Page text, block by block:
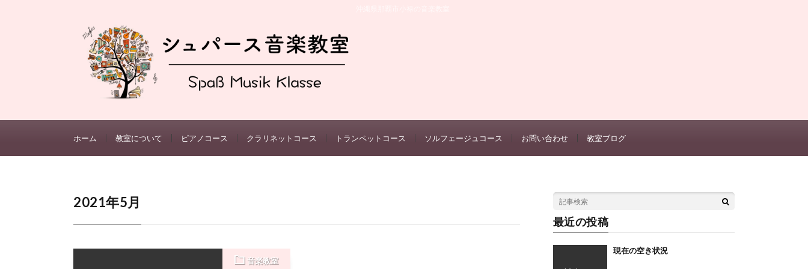
ホーム 教室について ピアノコース クラリネットコース トランペットコース ソルフェージュコース お問い合わせ 教室ブログ
2021年5月
音楽教室
最近の投稿
現在の空き状況